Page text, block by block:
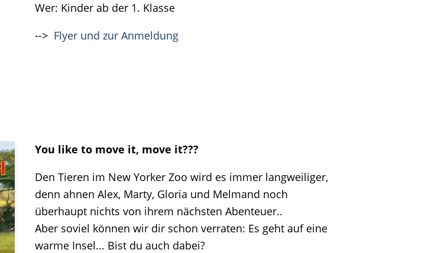
Wer: Kinder ab der 1. Klasse
--> Flyer und zur Anmeldung
You like to move it, move it???
Den Tieren im New Yorker Zoo wird es immer langweiliger,
denn ahnen Alex, Marty, Gloria und Melmand noch
überhaupt nichts von ihrem nächsten Abenteuer..
Aber soviel können wir dir schon verraten: Es geht auf eine
warme Insel... Bist du auch dabei?